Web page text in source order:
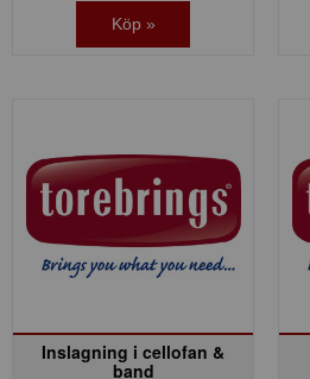
Köp »
Inslagning i cellofan &
band